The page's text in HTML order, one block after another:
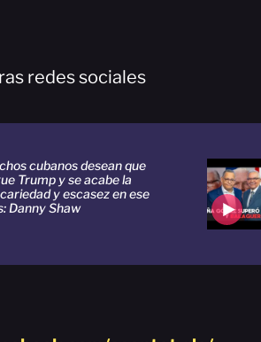
redes sociales
cubanos desean que
Trump y se acabe la
y escasez en ese
Danny Shaw